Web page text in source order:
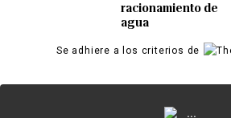
racionamiento de
agua
Se adhiere a los criterios de
...